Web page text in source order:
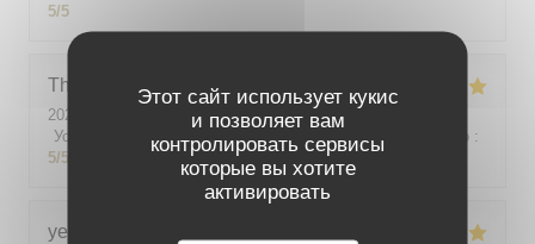
Этот сайт использует кукис
и позволяет вам
контролировать сервисы
которые вы хотите
активировать
5/5
Theo
2026-08-01
- 19:00 - гости 2
Услуги
Атмосфера : 5/5 Меню: 5/5 Цена / качество :
5/5
yeonghun